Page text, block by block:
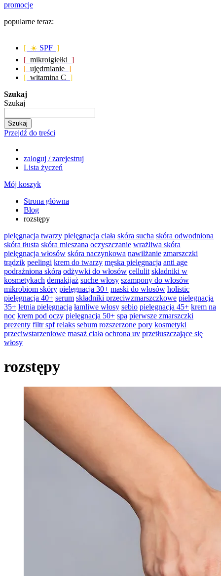
promocje
popularne teraz:
[ ☀️ SPF ]
[ mikroigiełki ]
[ ujędrnianie ]
[ witamina C ]
Szukaj
Szukaj
Szukaj
Przejdź do treści
zaloguj / zarejestruj
Lista życzeń
Mój koszyk
Strona główna
Blog
rozstępy
pielęgnacja twarzy pielęgnacja ciała skóra sucha skóra odwodniona
skóra tłusta skóra mieszana oczyszczanie wrażliwa skóra
pielęgnacja włosów skóra naczynkowa nawilżanie zmarszczki
trądzik peelingi krem do twarzy męska pielęgnacja anti age
podrażniona skóra odżywki do włosów cellulit składniki w
kosmetykach demakijaż suche włosy szampony do włosów
mikrobiom skóry pielęgnacja 30+ maski do włosów holistic
pielęgnacja 40+ serum składniki przeciwzmarszczkowe pielęgnacja
35+ letnia pielęgnacja łamliwe włosy sebio pielęgnacja 45+ krem na
noc krem pod oczy pielęgnacja 50+ spa pierwsze zmarszczki
prezenty filtr spf relaks sebum rozszerzone pory kosmetyki
przeciwstarzeniowe masaż ciała ochrona uv przetłuszczające się
włosy
rozstępy